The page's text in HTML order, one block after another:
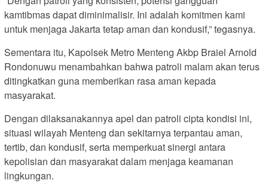
kamtibmas dapat diminimalisir. Ini adalah komitmen kami
untuk menjaga Jakarta tetap aman dan kondusif,” tegasnya.
Sementara itu, Kapolsek Metro Menteng Akbp Braiel Arnold
Rondonuwu menambahkan bahwa patroli malam akan terus
ditingkatkan guna memberikan rasa aman kepada
masyarakat.
Dengan dilaksanakannya apel dan patroli cipta kondisi ini,
situasi wilayah Menteng dan sekitarnya terpantau aman,
tertib, dan kondusif, serta memperkuat sinergi antara
kepolisian dan masyarakat dalam menjaga keamanan
lingkungan.